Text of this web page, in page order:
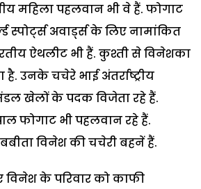
महिला पहलवान भी वे हैं. फोगाट
स्पोर्ट्स अवार्ड्स के लिए नामांकित
ऐथलीट भी हैं. कुश्ती से विनेशका
है. उनके चचेरे भाई अंतर्राष्ट्रीय
खेलों के पदक विजेता रहे हैं.
फोगाट भी पहलवान रहे हैं.
विनेश की चचेरी बहनें हैं.
के परिवार को काफी